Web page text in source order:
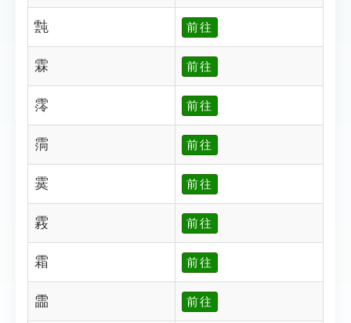
霕 前往
霖 前往
霗 前往
霘 前往
霙 前往
霚 前往
霜 前往
霝 前往